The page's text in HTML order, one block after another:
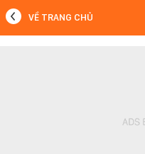
VỀ TRANG CHỦ